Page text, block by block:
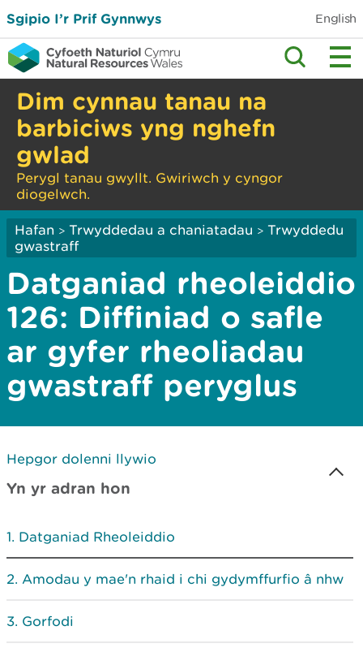
Sgipio I’r Prif Gynnwys English
Dim cynnau tanau na
barbiciws yng nghefn
gwlad
Perygl tanau gwyllt. Gwiriwch y cyngor
diogelwch.
Hafan > Trwyddedau a chaniatadau > Trwyddedu
gwastraff
Datganiad rheoleiddio
126: Diffiniad o safle
ar gyfer rheoliadau
gwastraff peryglus
Hepgor dolenni llywio
Yn yr adran hon
Datganiad Rheoleiddio
Amodau y mae'n rhaid i chi gydymffurfio â nhw
Gorfodi